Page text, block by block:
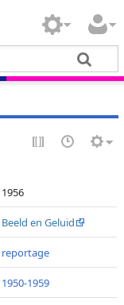
1956
Beeld en Geluid
reportage
1950-1959